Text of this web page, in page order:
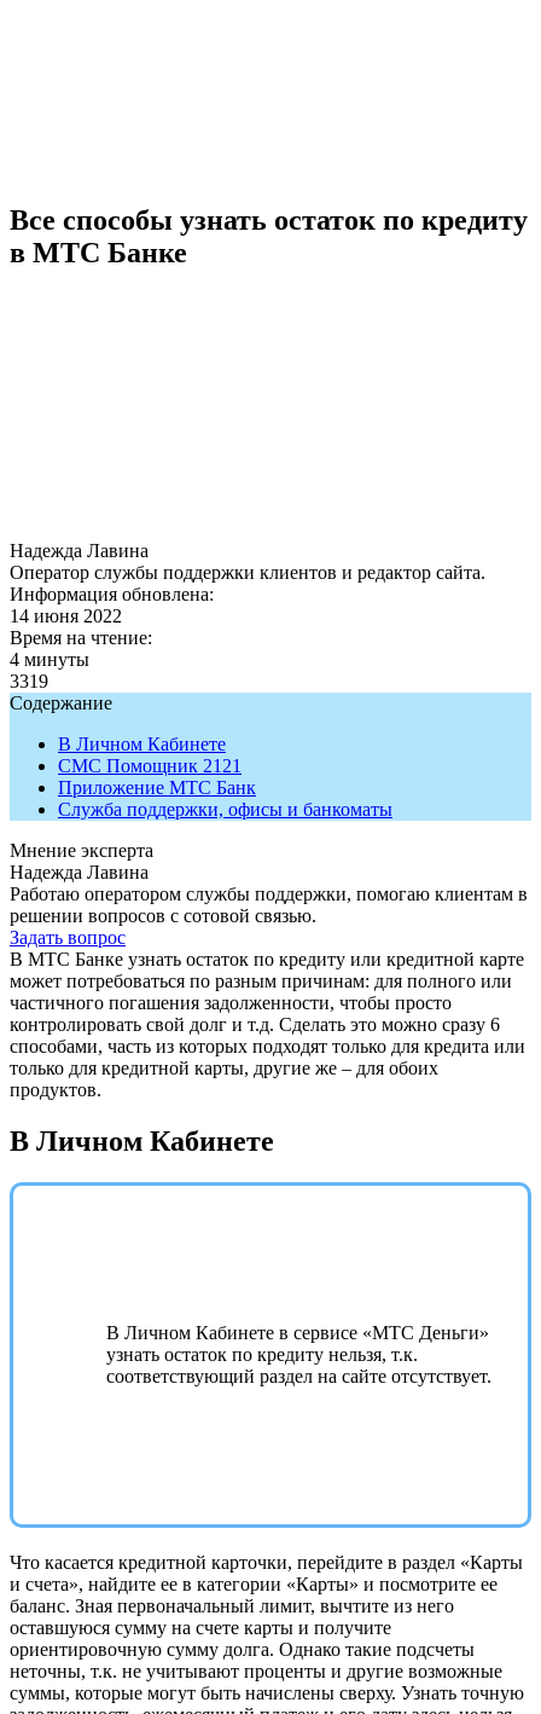
Все способы узнать остаток по кредиту
в МТС Банке
Надежда Лавина
Оператор службы поддержки клиентов и редактор сайта.
Информация обновлена:
14 июня 2022
Время на чтение:
4 минуты
3319
Содержание
В Личном Кабинете
СМС Помощник 2121
Приложение МТС Банк
Служба поддержки, офисы и банкоматы
Мнение эксперта
Надежда Лавина
Работаю оператором службы поддержки, помогаю клиентам в
решении вопросов с сотовой связью.
Задать вопрос
В МТС Банке узнать остаток по кредиту или кредитной карте
может потребоваться по разным причинам: для полного или
частичного погашения задолженности, чтобы просто
контролировать свой долг и т.д. Сделать это можно сразу 6
способами, часть из которых подходят только для кредита или
только для кредитной карты, другие же – для обоих
продуктов.
В Личном Кабинете
В Личном Кабинете в сервисе «МТС Деньги»
узнать остаток по кредиту нельзя, т.к.
соответствующий раздел на сайте отсутствует.
Что касается кредитной карточки, перейдите в раздел «Карты
и счета», найдите ее в категории «Карты» и посмотрите ее
баланс. Зная первоначальный лимит, вычтите из него
оставшуюся сумму на счете карты и получите
ориентировочную сумму долга. Однако такие подсчеты
неточны, т.к. не учитывают проценты и другие возможные
суммы, которые могут быть начислены сверху. Узнать точную